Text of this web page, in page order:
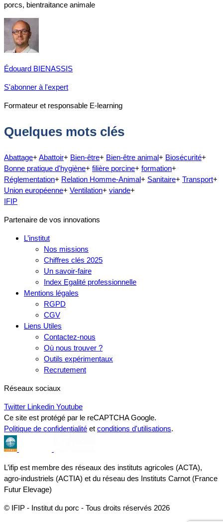
porcs, bientraitance animale
Édouard BIENASSIS
S'abonner à l'expert
Formateur et responsable E-learning
Quelques mots clés
Abattage+ Abattoir+ Bien-être+ Bien-être animal+ Biosécurité+
Bonne pratique d'hygiène+ filière porcine+ formation+
Réglementation+ Relation Homme-Animal+ Sanitaire+ Transport+
Union européenne+ Ventilation+ viande+
IFIP
Partenaire de vos innovations
L’institut
Nos missions
Chiffres clés 2025
Un savoir-faire
Index Egalité professionnelle
Mentions légales
RGPD
CGV
Liens Utiles
Contactez-nous
Où nous trouver ?
Outils expérimentaux
Recrutement
Réseaux sociaux
Twitter Linkedin Youtube
Ce site est protégé par le reCAPTCHA Google.
Politique de confidentialité et conditions d'utilisations.
L’ifip est membre des réseaux des instituts agricoles (ACTA),
agro-industriels (ACTIA) et du réseau des Instituts Carnot (France
Futur Elevage)
© IFIP - Institut du porc - Tous droits réservés 2026